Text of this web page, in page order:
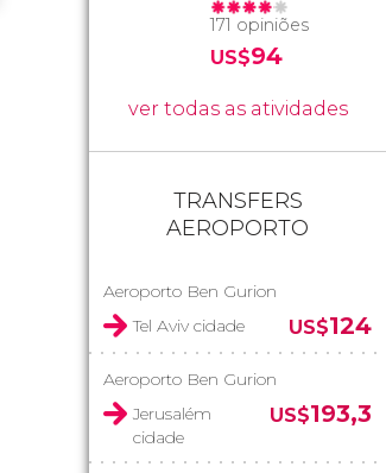
171 opiniões
US$94
ver todas as atividades
TRANSFERS
AEROPORTO
Aeroporto Ben Gurion
Tel Aviv cidade
US$124
Aeroporto Ben Gurion
Jerusalém
cidade
US$193,3